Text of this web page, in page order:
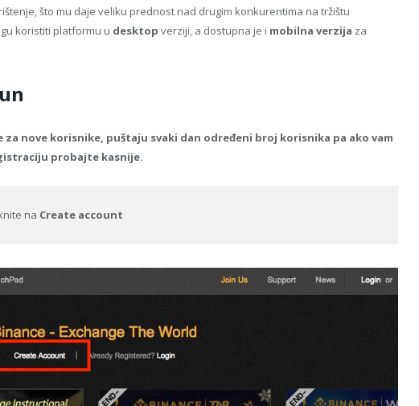
što mu daje veliku prednost nad drugim konkurentima na tržištu
koristiti platformu u desktop verziji, a dostupna je i mobilna verzija za
nove korisnike, puštaju svaki dan određeni broj korisnika pa ako vam
probajte kasnije.
na Create account